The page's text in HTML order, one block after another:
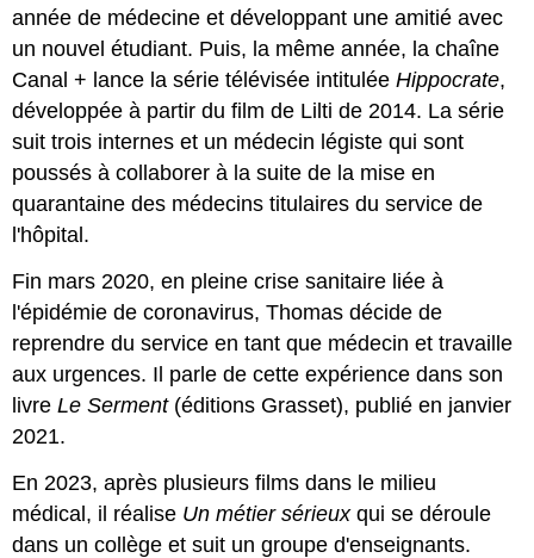
année de médecine et développant une amitié avec
un nouvel étudiant. Puis, la même année, la chaîne
Canal + lance la série télévisée intituléeHippocrate,
développée à partir du film de Lilti de 2014. La série
suit trois internes et un médecin légiste qui sont
poussés à collaborer à la suite de la mise en
quarantaine des médecins titulaires du service de
l'hôpital.
Fin mars 2020, en pleine crise sanitaire liée à
l'épidémie de coronavirus, Thomas décide de
reprendre du service en tant que médecin et travaille
aux urgences. Il parle de cette expérience dans son
livreLe Serment(éditions Grasset), publié en janvier
2021.
En 2023, après plusieurs films dans le milieu
médical, il réalise Un métier sérieuxqui se déroule
dans un collège et suit un groupe d'enseignants.